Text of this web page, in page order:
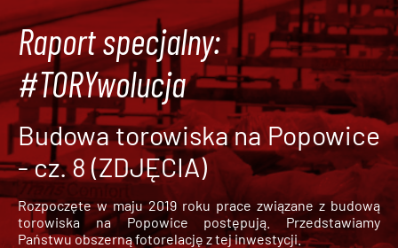
Raport specjalny:
#TORYwolucja
Budowa torowiska na Popowice
- cz. 8 (ZDJĘCIA)
Rozpoczęte w maju 2019 roku prace związane z budową
torowiska na Popowice
postępują. Przedstawiamy
Państwu obszerną fotorelację z tej inwestycji.